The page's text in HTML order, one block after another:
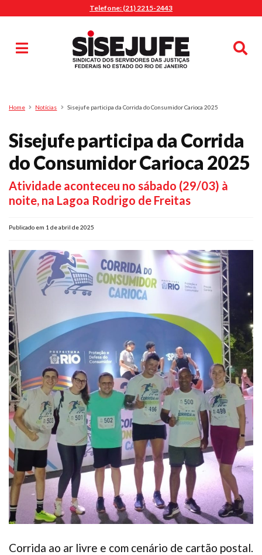
Telefone: (21) 2215-2443
Pesquisa
Home Notícias Sisejufe participa da Corrida do Consumidor Carioca 2025
Sisejufe participa da Corrida
do Consumidor Carioca 2025
Atividade aconteceu no sábado (29/03) à
noite, na Lagoa Rodrigo de Freitas
Publicado em 1 de abril de 2025
Corrida ao ar livre e com cenário de cartão postal.
MENU
Sindicalize-se
Diretoria
O Sindicato
Agenda
Casa do Alto
Sede Campestre
Nossos Convênios
Seguro Auto
Plano de Saúde
Assistência Funeral
Pós-graduação
FacebookInstagram TikTok Whatsapp